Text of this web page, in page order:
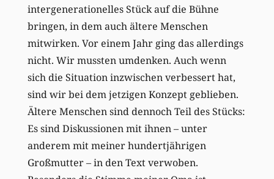
intergenerationelles Stück auf die Bühne
bringen, in dem auch ältere Menschen
mitwirken. Vor einem Jahr ging das allerdings
nicht. Wir mussten umdenken. Auch wenn
sich die Situation inzwischen verbessert hat,
sind wir bei dem jetzigen Konzept geblieben.
Ältere Menschen sind dennoch Teil des Stücks:
Es sind Diskussionen mit ihnen – unter
anderem mit meiner hundertjährigen
Großmutter – in den Text verwoben.